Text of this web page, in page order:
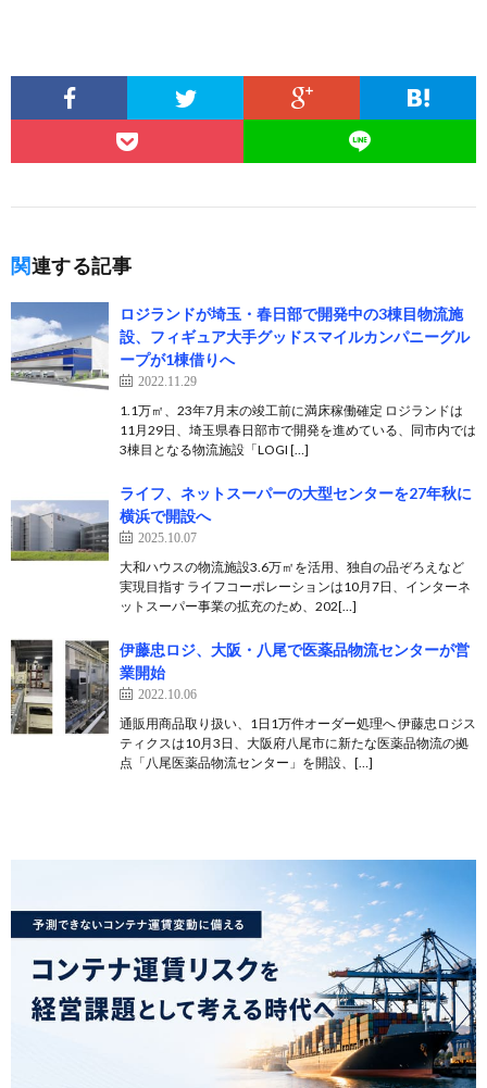
関連する記事
ロジランドが埼玉・春日部で開発中の3棟目物流施
設、フィギュア大手グッドスマイルカンパニーグル
ープが1棟借りへ
2022.11.29
1.1万㎡、23年7月末の竣工前に満床稼働確定 ロジランドは
11月29日、埼玉県春日部市で開発を進めている、同市内では
3棟目となる物流施設「LOGI […]
ライフ、ネットスーパーの大型センターを27年秋に
横浜で開設へ
2025.10.07
大和ハウスの物流施設3.6万㎡を活用、独自の品ぞろえなど
実現目指す ライフコーポレーションは10月7日、インターネ
ットスーパー事業の拡充のため、202[…]
伊藤忠ロジ、大阪・八尾で医薬品物流センターが営
業開始
2022.10.06
通販用商品取り扱い、1日1万件オーダー処理へ 伊藤忠ロジス
ティクスは10月3日、大阪府八尾市に新たな医薬品物流の拠
点「八尾医薬品物流センター」を開設、[…]